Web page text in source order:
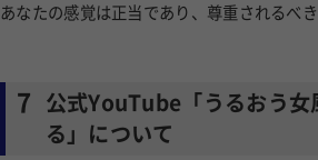
あなたの感覚は正当であり、尊重されるべき
7
公式YouTube「うるおう女
る」について